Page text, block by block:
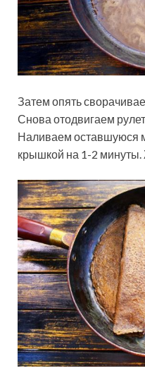
Затем опять
Снова отодвигаем
Наливаем оставшуюся
крышкой на 1-2 минуты.